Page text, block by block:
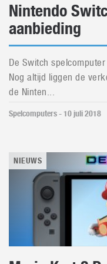
Nintendo
aanbieding
De Switch
Nog altijd liggen de
de Ninten...
Spelcomputers - 10 juli 2018
NIEUWS